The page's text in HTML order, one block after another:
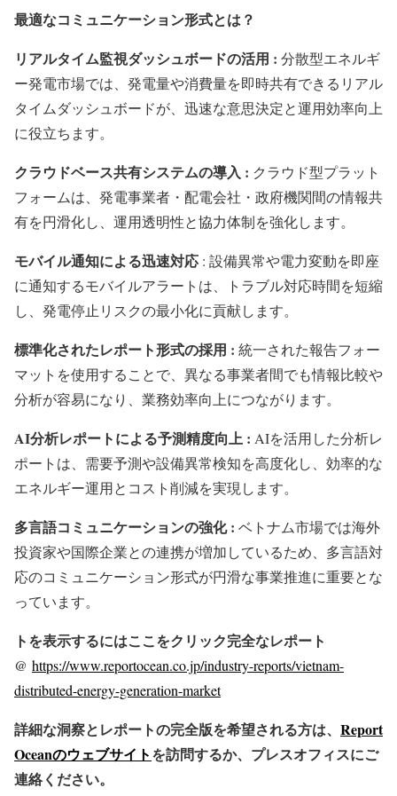
最適なコミュニケーション形式とは？
リアルタイム監視ダッシュボードの活用 : 分散型エネルギ
ー発電市場では、発電量や消費量を即時共有できるリアル
タイムダッシュボードが、迅速な意思決定と運用効率向上
に役立ちます。
クラウドベース共有システムの導入 : クラウド型プラット
フォームは、発電事業者・配電会社・政府機関間の情報共
有を円滑化し、運用透明性と協力体制を強化します。
モバイル通知による迅速対応 : 設備異常や電力変動を即座
に通知するモバイルアラートは、トラブル対応時間を短縮
し、発電停止リスクの最小化に貢献します。
標準化されたレポート形式の採用 : 統一された報告フォー
マットを使用することで、異なる事業者間でも情報比較や
分析が容易になり、業務効率向上につながります。
AI分析レポートによる予測精度向上 : AIを活用した分析レ
ポートは、需要予測や設備異常検知を高度化し、効率的な
エネルギー運用とコスト削減を実現します。
多言語コミュニケーションの強化 : ベトナム市場では海外
投資家や国際企業との連携が増加しているため、多言語対
応のコミュニケーション形式が円滑な事業推進に重要とな
っています。
トを表示するにはここをクリック完全なレポート
@ https://www.reportocean.co.jp/industry-reports/vietnam-
distributed-energy-generation-market
詳細な洞察とレポートの完全版を希望される方は、 Report
Oceanのウェブサイトを訪問するか、プレスオフィスにご
連絡ください。